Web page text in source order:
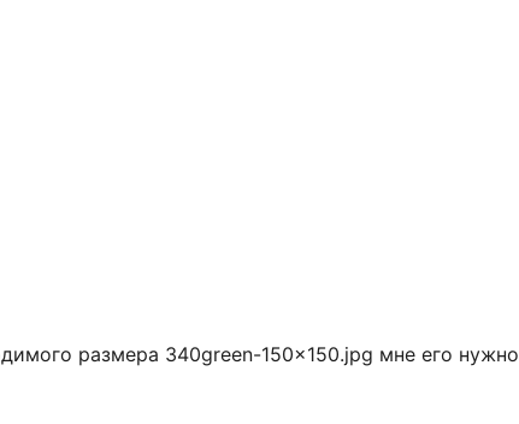
размера 340green-150×150.jpg мне его нужно